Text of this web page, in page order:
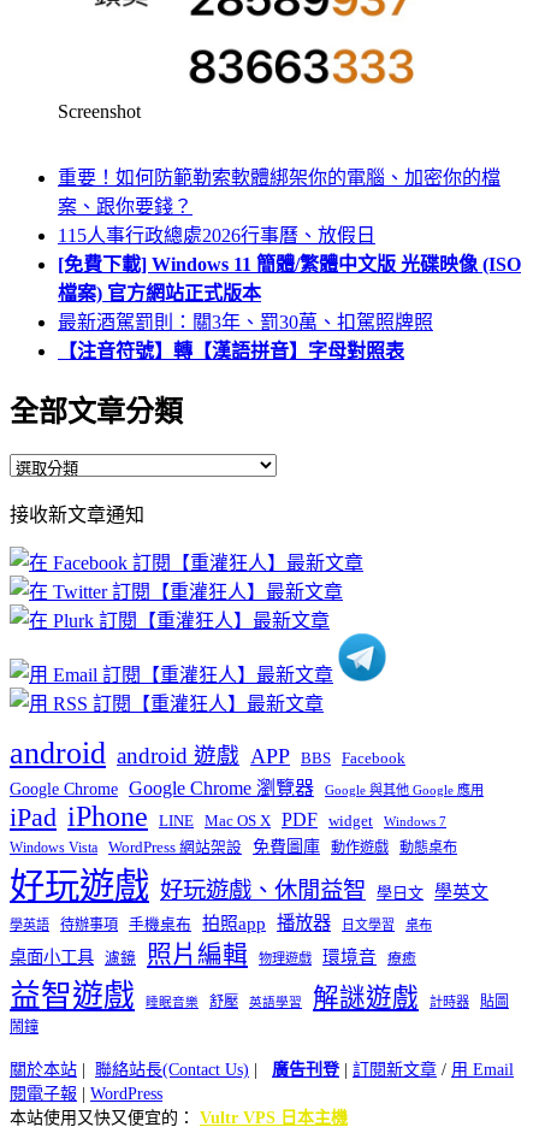
Screenshot
重要！如何防範勒索軟體綁架你的電腦、加密你的檔
案、跟你要錢？
115人事行政總處2026行事曆、放假日
[免費下載] Windows 11 簡體/繁體中文版 光碟映像 (ISO
檔案) 官方網站正式版本
最新酒駕罰則：關3年、罰30萬、扣駕照牌照
【注音符號】轉【漢語拼音】字母對照表
全部文章分類
全
文
章
分
類
接收新文章通知
android android 遊戲 APP BBS Facebook
Google Chrome Google Chrome 瀏覽器 Google 與其他 Google 應用
iPad iPhone LINE Mac OS X PDF widget Windows 7
Windows Vista WordPress 網站架設 免費圖庫 動作遊戲 動態桌布
好玩遊戲 好玩遊戲、休閒益智 學日文 學英文
學英語 待辦事項 手機桌布 拍照app 播放器 日文學習 桌布
桌面小工具 濾鏡 照片編輯 物理遊戲 環境音 療癒
益智遊戲 睡眠音樂 舒壓 英語學習 解謎遊戲 計時器
貼圖
鬧鐘
關於本站 聯絡站長(Contact Us) 廣告刊登| 訂閱新文章 / 用 Email
閱電子報
WordPress
本站使用又快又便宜的： Vultr VPS 日本主機